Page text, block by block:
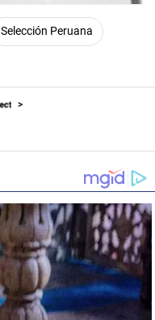
Selección Peruana